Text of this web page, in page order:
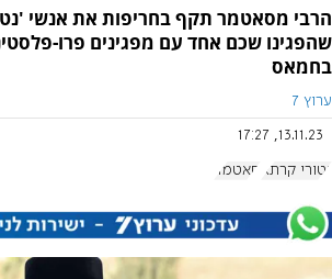
הרבי מסאטמר תקף בחריפות את אנשי
שהפגינו שכם אחד עם מפגינים פרו-
בחמאס
ערוץ 7
13.11.23, 17:27
נטורי קרתא סאטמר